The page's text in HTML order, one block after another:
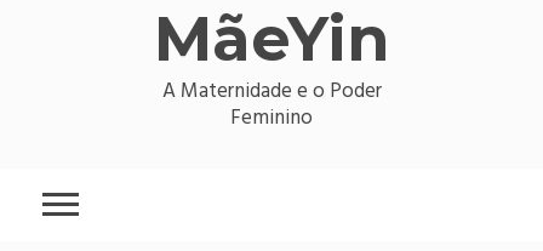
MãeYin
A Maternidade e o Poder
Feminino